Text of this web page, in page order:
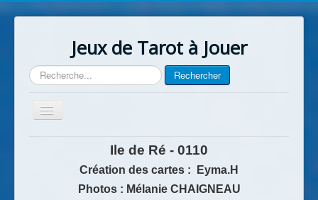
Jeux de Tarot à Jouer
Rechercher Rechercher
Basculer
la
Ile de Ré - 0110
Création des cartes : Eyma.H
Photos : Mélanie CHAIGNEAU